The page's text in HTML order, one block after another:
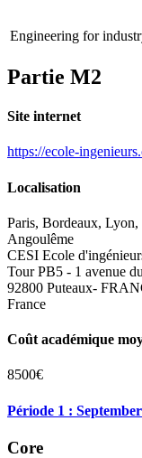
Engineering for
Partie M2
Site internet
https://ecole-
Localisation
Paris, Bordeaux,
Angoulême
CESI Ecole
Tour PB5 - 1 avenue
92800 Puteaux-
France
Coût académique
8500€
Période 1 :
Core